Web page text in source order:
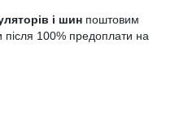
і шин поштовим
після 100% предоплати на